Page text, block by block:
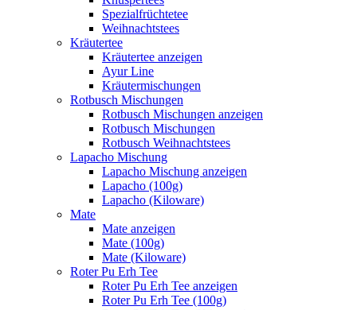
Spezialfrüchtetee
Weihnachtstees
Kräutertee
Kräutertee anzeigen
Ayur Line
Kräutermischungen
Rotbusch Mischungen
Rotbusch Mischungen anzeigen
Rotbusch Mischungen
Rotbusch Weihnachtstees
Lapacho Mischung
Lapacho Mischung anzeigen
Lapacho (100g)
Lapacho (Kiloware)
Mate
Mate anzeigen
Mate (100g)
Mate (Kiloware)
Roter Pu Erh Tee
Roter Pu Erh Tee anzeigen
Roter Pu Erh Tee (100g)